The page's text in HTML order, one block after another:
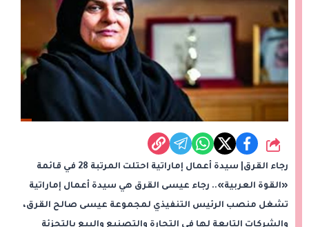
شارك
رجاء القرق| سيدة أعمال إماراتية احتلت المرتبة 28 في قائمة
«القوة العربية».. رجاء عيسى القرق هي سيدة أعمال إماراتية
تشغل منصب الرئيس التنفيذي لمجموعة عيسى صالح القرق،
والشركات التابعة لها في التجارة والتصنيع والبيع بالتجزئة